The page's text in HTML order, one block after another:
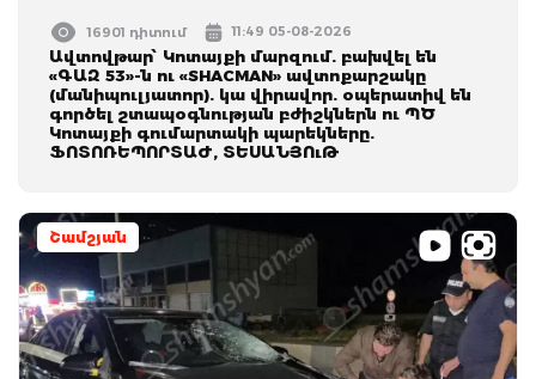
16901 դիտում 11:49 05-08-2026
Ավտովթար՝ Կոտայքի մարզում. բախվել են
«ԳԱԶ 53»-ն ու «SHACMAN» ավտոքարշակը
(մանիպուլյատոր). կա վիրավոր. օպերատիվ են
գործել շտապօգնության բժիշկներն ու ՊԾ
Կոտայքի գումարտակի պարեկները.
ՖՈՏՈՌԵՊՈՐՏԱԺ, ՏԵՍԱՆՅՈւԹ
Շամշյան